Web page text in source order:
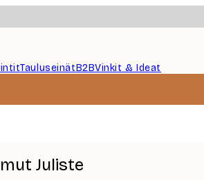
TauluseinätB2BVinkit & Ideat
Juliste